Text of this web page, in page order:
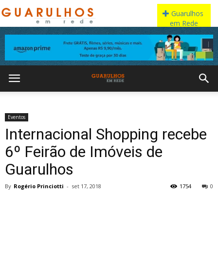
Eventos
Internacional Shopping recebe
6º Feirão de Imóveis de
Guarulhos
By Rogério Princiotti - set 17, 2018 0
1754